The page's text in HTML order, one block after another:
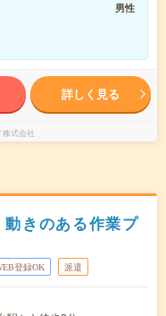
男性
詳しく見る
式会社
動きのある作業プ
登録OK 派遣